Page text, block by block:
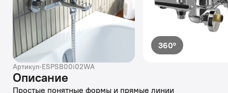
360°
Артикул·ESPSB00i02WA
Описание
Простые понятные формы и прямые линии